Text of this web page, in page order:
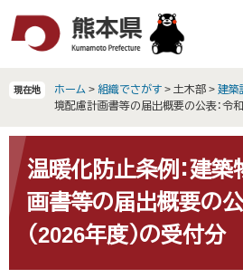
文
へ
現在地 ホーム > 組織でさがす > 土木部 > 建築
境配慮計画書等の届出概要の公表：令
文 温暖化防止条例：建
画書等の届出概要の
（2026年度）の受付分